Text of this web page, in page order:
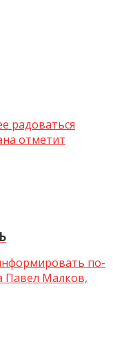
радоваться
отметит
по-
Павел Малков,